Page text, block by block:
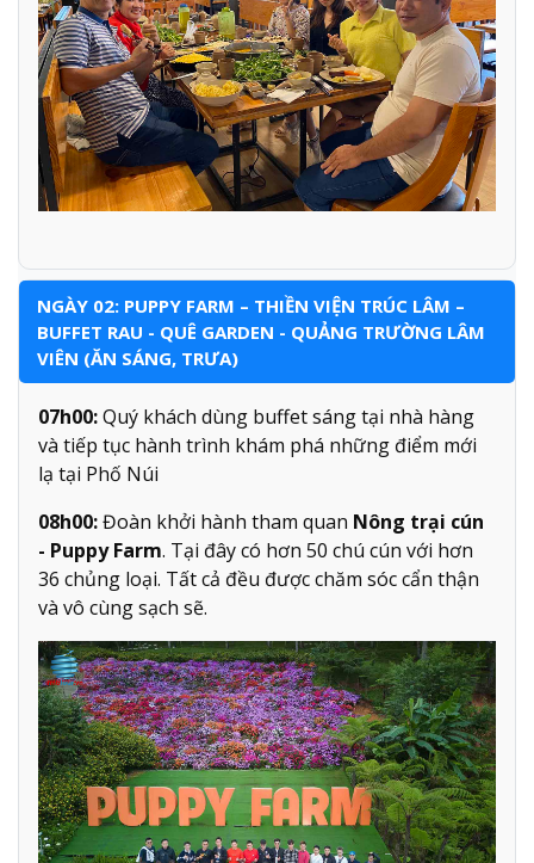
NGÀY 02: PUPPY FARM – THIỀN VIỆN TRÚC LÂM –
BUFFET RAU - QUÊ GARDEN - QUẢNG TRƯỜNG LÂM
VIÊN (ĂN SÁNG, TRƯA)
07h00:Quý khách dùng buffet sáng tại nhà hàng
và tiếp tục hành trình khám phá những điểm mới
lạ tại Phố Núi
08h00:Đoàn khởi hành tham quan Nông trại cún
- Puppy Farm. Tại đây có hơn 50 chú cún với hơn
36 chủng loại. Tất cả đều được chăm sóc cẩn thận
và vô cùng sạch sẽ.